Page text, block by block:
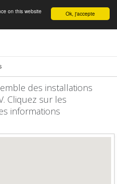
English Ok, j'accepte
on this website
des installations
Cliquez sur les
informations